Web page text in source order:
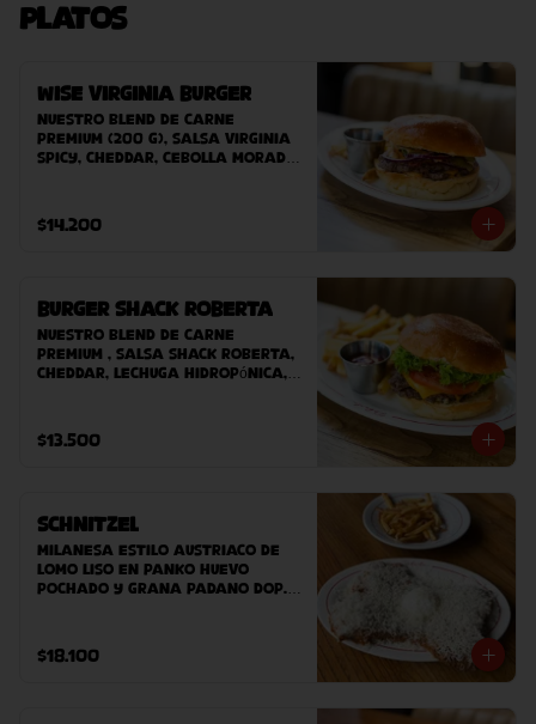
Platos
Wise Virginia Burger
Nuestro blend de carne
premium (200 g), salsa Virginia
Spicy, cheddar, cebolla morada,
Acompañado de papas fritas
caseras.
$14.200
Burger Shack Roberta
Nuestro blend de carne
premium , salsa Shack Roberta,
cheddar, Lechuga hidropónica,
fritas caseras.
$13.500
Schnitzel
Milanesa estilo austriaco de
lomo liso en panko huevo
pochado y grana padano DOP.
$18.100